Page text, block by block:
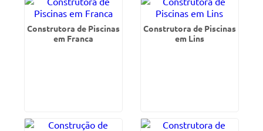
Construtora de Piscinas
em Franca
Construtora de Piscinas
em Lins